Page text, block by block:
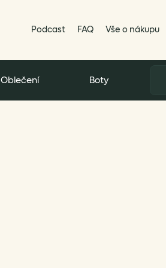
Podcast FAQ Vše o nákupu
Oblečení Boty